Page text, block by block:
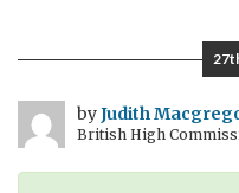
y
byJudith
British High